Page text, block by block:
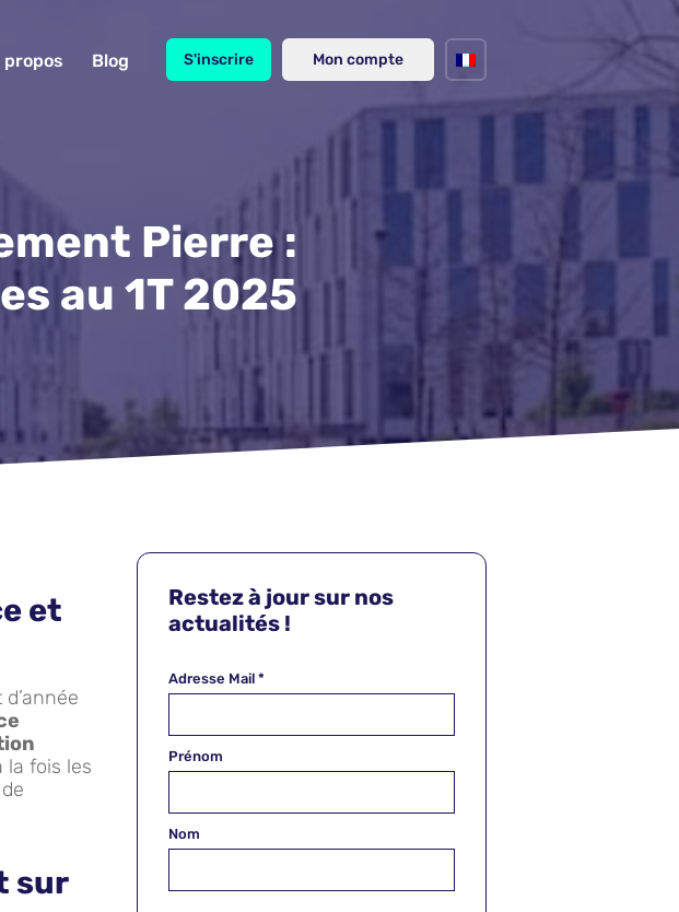
propos Blog S'inscrire Mon compte
Pierre :
au 1T 2025
et
la fois les
sur
Restez à jour sur nos
actualités !
Adresse Mail *
Prénom
Nom